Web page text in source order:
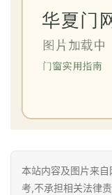
本站内容及图片来
考,不承担相关法律